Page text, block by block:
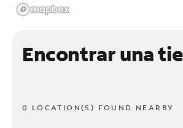
Encontrar una
0 LOCATION(S) FOUND NEARBY